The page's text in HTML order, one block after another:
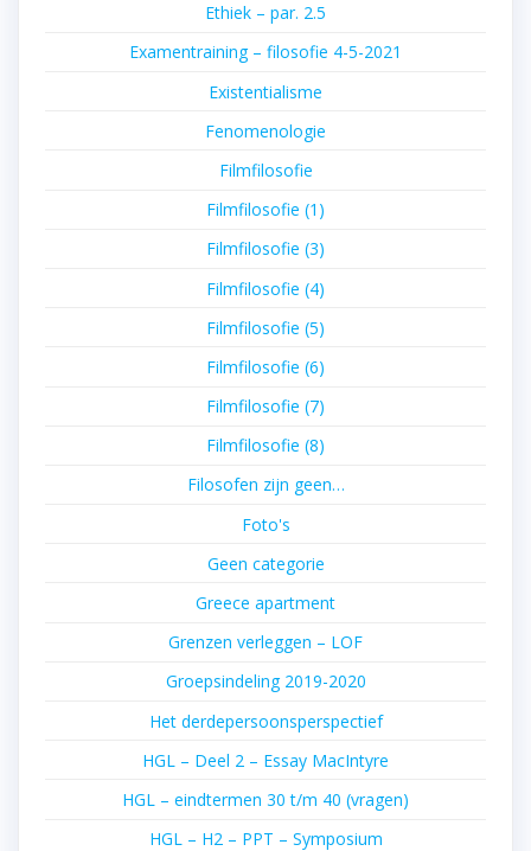
Ethiek – par. 2.5
Examentraining – filosofie 4-5-2021
Existentialisme
Fenomenologie
Filmfilosofie
Filmfilosofie (1)
Filmfilosofie (3)
Filmfilosofie (4)
Filmfilosofie (5)
Filmfilosofie (6)
Filmfilosofie (7)
Filmfilosofie (8)
Filosofen zijn geen…
Foto's
Geen categorie
Greece apartment
Grenzen verleggen – LOF
Groepsindeling 2019-2020
Het derdepersoonsperspectief
HGL – Deel 2 – Essay MacIntyre
HGL – eindtermen 30 t/m 40 (vragen)
HGL – H2 – PPT – Symposium